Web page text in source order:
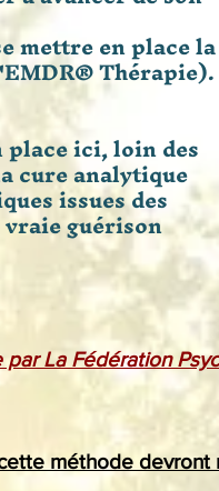
mettre en place la
Thérapie).
ici, loin des
cure analytique
issues des
guérison
La Fédération
méthode devront